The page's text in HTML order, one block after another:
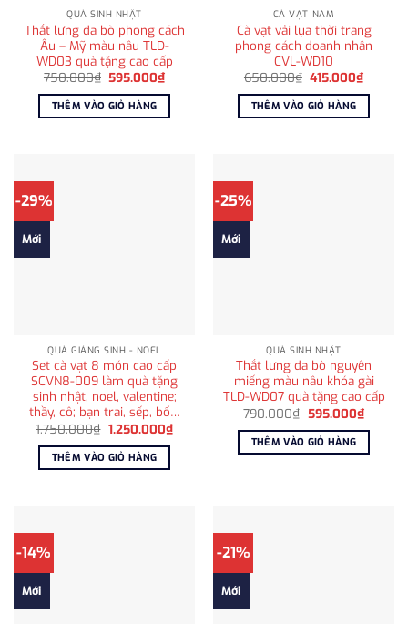
QUÀ SINH NHẬT
Thắt lưng da bò phong cách
Âu – Mỹ màu nâu TLD-
WD03 quà tặng cao cấp
750.000₫ Giá
là:
750.000₫.
595.000₫Giá
hiện
tại
595.000₫.
THÊM VÀO GIỎ HÀNG
CÀ VẠT NAM
Cà vạt vải lụa thời trang
phong cách doanh nhân
CVL-WD10
650.000₫ Giá
là:
650.000₫.
415.000₫Giá
hiện
tại
THÊM VÀO GIỎ HÀNG
-29%
Mới
QUÀ GIÁNG SINH - NOEL
Set cà vạt 8 món cao cấp
SCVN8-009 làm quà tặng
sinh nhật, noel, valentine;
thầy, cô; bạn trai, sếp, bố…
1.750.000₫ Giá
là:
1.750.000₫.
1.250.000₫Giá
hiện
THÊM VÀO GIỎ HÀNG
-25%
Mới
QUÀ SINH NHẬT
Thắt lưng da bò nguyên
miếng màu nâu khóa gài
TLD-WD07 quà tặng cao cấp
790.000₫ Giá
là:
790.000₫.
595.000₫Giá
hiện
tại
THÊM VÀO GIỎ HÀNG
-14%
Mới
-21%
Mới